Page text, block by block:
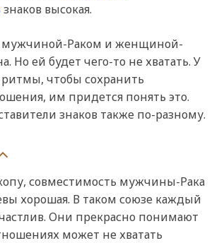
знаков высокая.
Раком и женщиной-
Но ей будет чего-то не хватать. У
чтобы сохранить
им придется понять это.
знаков также по-разному.
совместимость мужчины-Рака
хорошая. В таком союзе каждый
Они прекрасно понимают
может не хватать